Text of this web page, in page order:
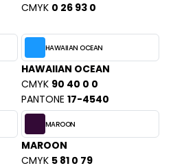
CMYK 0 26 93 0
HAWAIIAN OCEAN
HAWAIIAN OCEAN
CMYK 90 40 0 0
PANTONE 17-4540
MAROON
MAROON
CMYK 5 81 0 79